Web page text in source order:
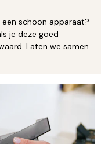
schoon apparaat?
je deze goed
Laten we samen